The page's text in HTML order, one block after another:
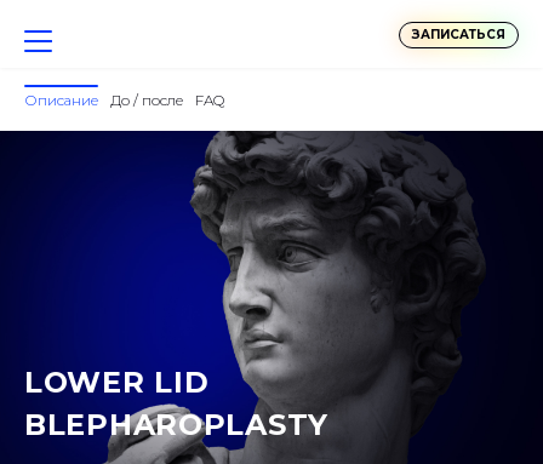
ЗАПИСАТЬСЯ
Описание До / после FAQ
LOWER LID
BLEPHAROPLASTY